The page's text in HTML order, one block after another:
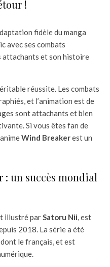
!
fidèle du manga
avec ses combats
attachants et son histoire
réussite. Les combats
et l’animation est de
sont attachants et bien
Si vous êtes fan de
Wind Breakerest un
: un succès mondial
illustré parSatoru Nii, est
2018. La série a été
le français, et est